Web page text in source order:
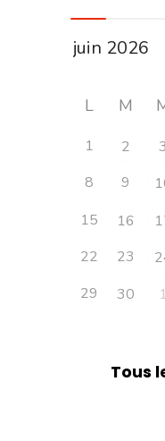
L M
1 2 3
8
9
15
16
22
23
29
30
Tous